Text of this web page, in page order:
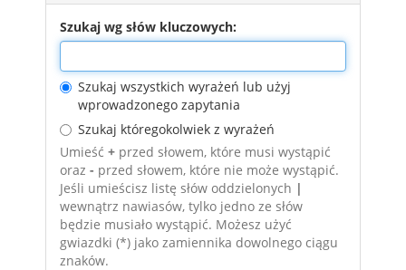
Szukaj wg słów kluczowych:
Szukaj wszystkich wyrażeń lub użyj
wprowadzonego zapytania
Szukaj któregokolwiek z wyrażeń
Umieść + przed słowem, które musi wystąpić
oraz - przed słowem, które nie może wystąpić.
Jeśli umieścisz listę słów oddzielonych |
wewnątrz nawiasów, tylko jedno ze słów
będzie musiało wystąpić. Możesz użyć
gwiazdki (*) jako zamiennika dowolnego ciągu
znaków.